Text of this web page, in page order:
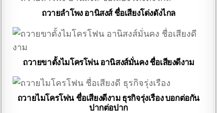
ถวายลำโพง อานิสงส์ ชื่อเสียงโด่งดังไกล
ถวายขาตั้งไมโครโฟน อานิสงส์มั่นคง ชื่อเสียงดีงาม
ถวายไมโครโฟน ชื่อเสียงดีงาม ธุรกิจรุ่งเรือง บอกต่อกัน
ปากต่อปาก